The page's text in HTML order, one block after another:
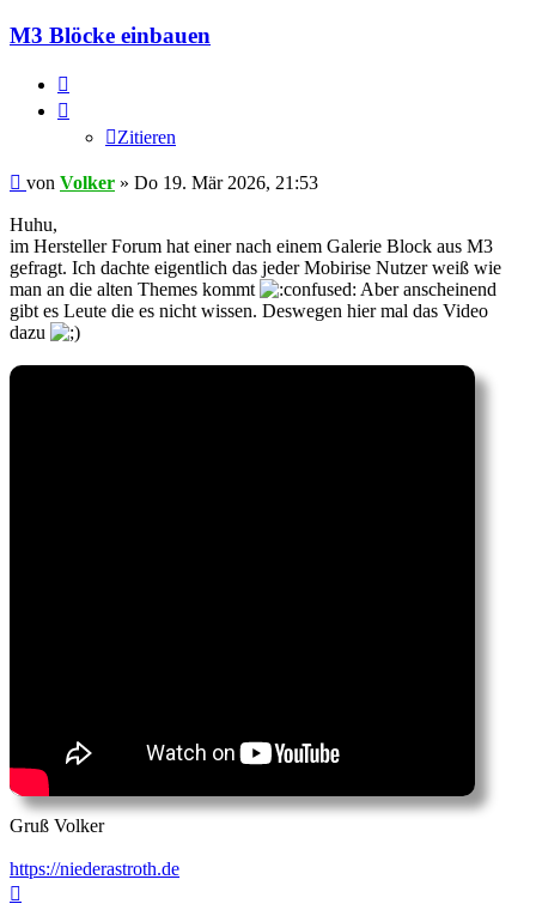
M3 Blöcke einbauen
Zitieren
Ungelesener
von Volker » Do 19. Mär 2026, 21:53
Huhu,
im Hersteller Forum hat einer nach einem Galerie Block aus M3
gefragt. Ich dachte eigentlich das jeder Mobirise Nutzer weiß wie
man an die alten Themes kommt
Aber anscheinend
gibt es Leute die es nicht wissen. Deswegen hier mal das Video
dazu
Gruß Volker
https://niederastroth.de